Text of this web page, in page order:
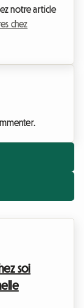
notre article
chez
soi